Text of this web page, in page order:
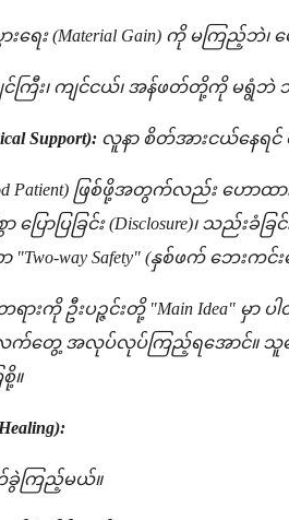
ားရေး (Material Gain) ကို မကြည့်
င်ကြီး၊ ကျင်ငယ်၊ အန်ဖတ်တို့ကို မရွံဘဲ
Support): လူနာ စိတ်အားငယ်နေရင်
Patient) ဖြစ်ဖို့အတွက်လည်း ဟော
ြောပြခြင်း (Disclosure)၊ သည်းခံ
way Safety" (နှစ်ဖက် ဘေးကင်းရ
ကို ဦးပဉ္ဇင်းတို့ "Main Idea" မှာ ပ
တွေ့ အလုပ်လုပ်ကြည့်ရအောင်။ သူတ
။
ခွဲကြည့်မယ်။